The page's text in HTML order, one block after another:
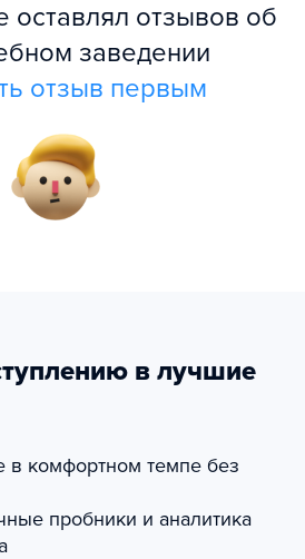
оставлял отзывов об
заведении
отзыв первым
в лучшие
в комфортном темпе без
пробники и аналитика